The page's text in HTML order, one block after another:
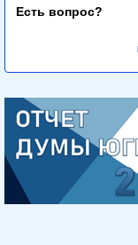
Есть вопрос?